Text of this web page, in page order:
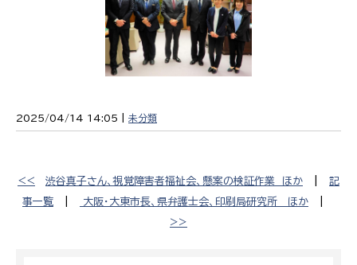
2025/04/14 14:05 | 未分類
<< 渋谷真子さん、視覚障害者福祉会、懸案の検証作業 ほか
記
事一覧
大阪・大東市長、県弁護士会、印刷局研究所 ほか
>>